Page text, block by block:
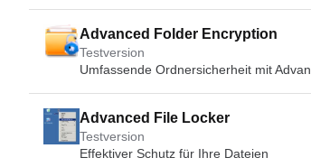
Advanced Folder Encryption
Testversion
Umfassende Ordnersicherheit mit
Advanced File Locker
Testversion
Effektiver Schutz für Ihre Dateien